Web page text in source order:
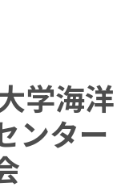
学海洋
ンター